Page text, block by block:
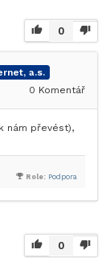
0
a.s.
0 Komentář
nám převést),
Role: Podpora
0